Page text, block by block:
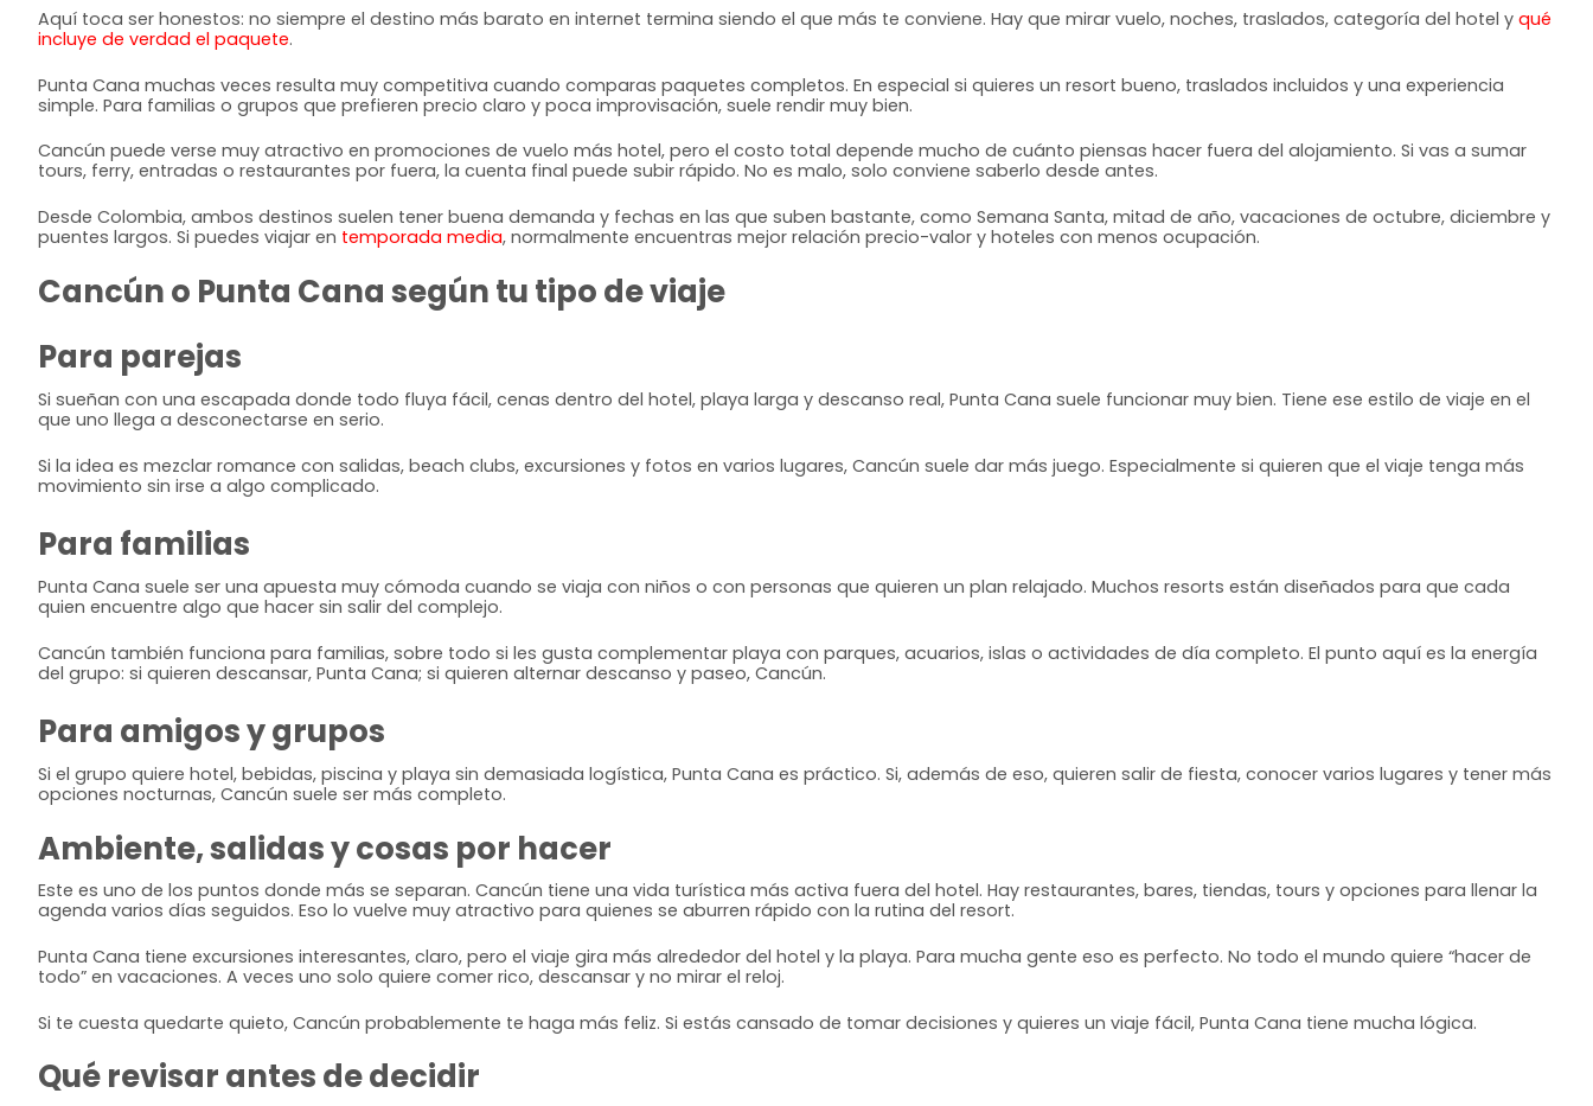
Aquí toca ser honestos: no siempre el destino más barato en internet termina siendo el que más te conviene. Hay que mirar vuelo, noches, traslados, categoría del hotel y qué
incluye de verdad el paquete.
Punta Cana muchas veces resulta muy competitiva cuando comparas paquetes completos. En especial si quieres un resort bueno, traslados incluidos y una experiencia
simple. Para familias o grupos que prefieren precio claro y poca improvisación, suele rendir muy bien.
Cancún puede verse muy atractivo en promociones de vuelo más hotel, pero el costo total depende mucho de cuánto piensas hacer fuera del alojamiento. Si vas a sumar
tours, ferry, entradas o restaurantes por fuera, la cuenta final puede subir rápido. No es malo, solo conviene saberlo desde antes.
Desde Colombia, ambos destinos suelen tener buena demanda y fechas en las que suben bastante, como Semana Santa, mitad de año, vacaciones de octubre, diciembre y
puentes largos. Si puedes viajar en temporada media, normalmente encuentras mejor relación precio-valor y hoteles con menos ocupación.
Cancún o Punta Cana según tu tipo de viaje
Para parejas
Si sueñan con una escapada donde todo fluya fácil, cenas dentro del hotel, playa larga y descanso real, Punta Cana suele funcionar muy bien. Tiene ese estilo de viaje en el
que uno llega a desconectarse en serio.
Si la idea es mezclar romance con salidas, beach clubs, excursiones y fotos en varios lugares, Cancún suele dar más juego. Especialmente si quieren que el viaje tenga más
movimiento sin irse a algo complicado.
Para familias
Punta Cana suele ser una apuesta muy cómoda cuando se viaja con niños o con personas que quieren un plan relajado. Muchos resorts están diseñados para que cada
quien encuentre algo que hacer sin salir del complejo.
Cancún también funciona para familias, sobre todo si les gusta complementar playa con parques, acuarios, islas o actividades de día completo. El punto aquí es la energía
del grupo: si quieren descansar, Punta Cana; si quieren alternar descanso y paseo, Cancún.
Para amigos y grupos
Si el grupo quiere hotel, bebidas, piscina y playa sin demasiada logística, Punta Cana es práctico. Si, además de eso, quieren salir de fiesta, conocer varios lugares y tener más
opciones nocturnas, Cancún suele ser más completo.
Ambiente, salidas y cosas por hacer
Este es uno de los puntos donde más se separan. Cancún tiene una vida turística más activa fuera del hotel. Hay restaurantes, bares, tiendas, tours y opciones para llenar la
agenda varios días seguidos. Eso lo vuelve muy atractivo para quienes se aburren rápido con la rutina del resort.
Punta Cana tiene excursiones interesantes, claro, pero el viaje gira más alrededor del hotel y la playa. Para mucha gente eso es perfecto. No todo el mundo quiere “hacer de
todo” en vacaciones. A veces uno solo quiere comer rico, descansar y no mirar el reloj.
Si te cuesta quedarte quieto, Cancún probablemente te haga más feliz. Si estás cansado de tomar decisiones y quieres un viaje fácil, Punta Cana tiene mucha lógica.
Qué revisar antes de decidir